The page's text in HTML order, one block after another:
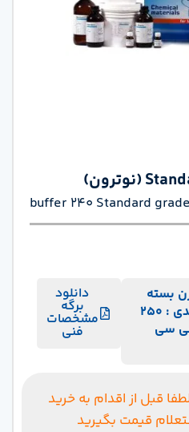
buffer 240 Standard grade
بسته
بندی : 250
سی
دانلود
برگه
مشخصات
فنی
قبل از اقدام به خرید
قیمت بگیرید